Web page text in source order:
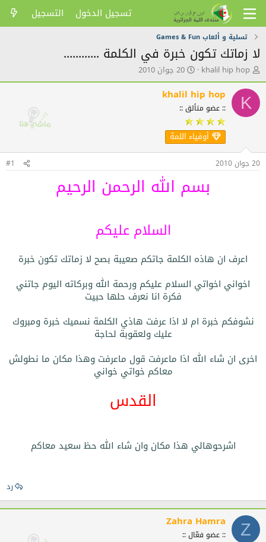
تسجيل الدخول التسجيل
تسلية و ألعاب Games & Fun
لا زماتك تكون خبرة في الكلمة ............
ك
ا
ت
ب
ا
ض
و
khalil hip hop ت
ا
ر
ي
خ
ل
ن
ش
20 جوان 2010
K
khalil hip hop
:: عضو متألق ::
أوفياء اللمة
20 جوان 2010 #1
بسم الله الرحمن الرحيم
السلام عليكم
اعرف ان هاذه الكلمة جاتكم صعيبة بصح لا زماتك تكون خبرة
اخواني اخواتي السلام عليكم ورحمة الله وبركاته اليوم جاتني
فكرة انا نعرف حلها حبيت
نشوفكم خبرة ام لا اذا عرفت هاذي الكلمة نسميك خبرة ومبروك
عليك ولعقوبة لحاجة
اخرى ان شاء الله اذا ماعرفت قول ماعرفت وهذا مكان ما نطولش
معاكم خواتي خواني
القدس
اشرحوهالي هذا مكان وان شاء الله حظ سعيد معاكم
رد
Z
Zahra Hamra
:: عضو فعّال ::